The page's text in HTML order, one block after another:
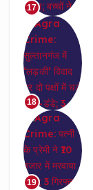
17
18
19